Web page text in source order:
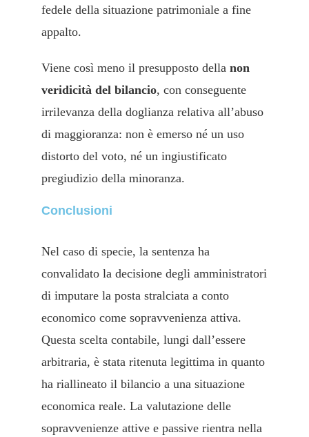
fedele della situazione patrimoniale a fine
appalto.
Viene così meno il presupposto della non
veridicità del bilancio, con conseguente
irrilevanza della doglianza relativa all’abuso
di maggioranza: non è emerso né un uso
distorto del voto, né un ingiustificato
pregiudizio della minoranza.
Conclusioni
Nel caso di specie, la sentenza ha
convalidato la decisione degli amministratori
di imputare la posta stralciata a conto
economico come sopravvenienza attiva.
Questa scelta contabile, lungi dall’essere
arbitraria, è stata ritenuta legittima in quanto
ha riallineato il bilancio a una situazione
economica reale. La valutazione delle
sopravvenienze attive e passive rientra nella